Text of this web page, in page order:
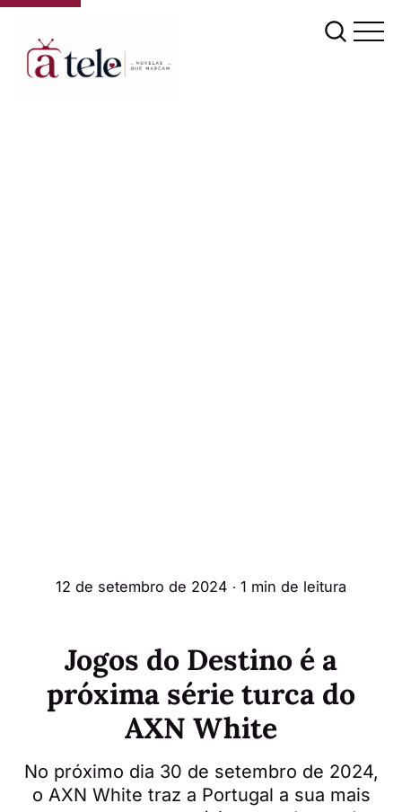
12 de setembro de 2024 ∙ 1 min de leitura
Jogos do Destino é a
próxima série turca do
AXN White
No próximo dia 30 de setembro de 2024,
o AXN White traz a Portugal a sua mais